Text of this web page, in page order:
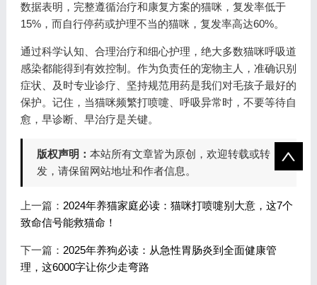
数据表明，完整遵循治疗和康复方案的猫咪，复发率低于
15%，而自行停药或护理不当的猫咪，复发率高达60%。
通过科学认知、合理治疗和细心护理，绝大多数猫咪呼吸道
感染都能得到有效控制。作为负责任的宠物主人，准确识别
症状、及时专业诊疗、坚持规范用药是我们对毛孩子最好的
保护。记住，当猫咪频繁打喷嚏、呼吸异常时，不要等待自
愈，早诊断、早治疗是关键。
版权声明： 本站所有文章皆为原创，欢迎转载或转
发，请保留网站地址和作者信息。
上一篇： 2024年养猫家庭必读：猫咪打喷嚏别大意，这7个
致命信号能救猫命！
下一篇： 2025年养狗必读：从急性胃肠炎到全面健康管
理，这6000字让你少走弯路